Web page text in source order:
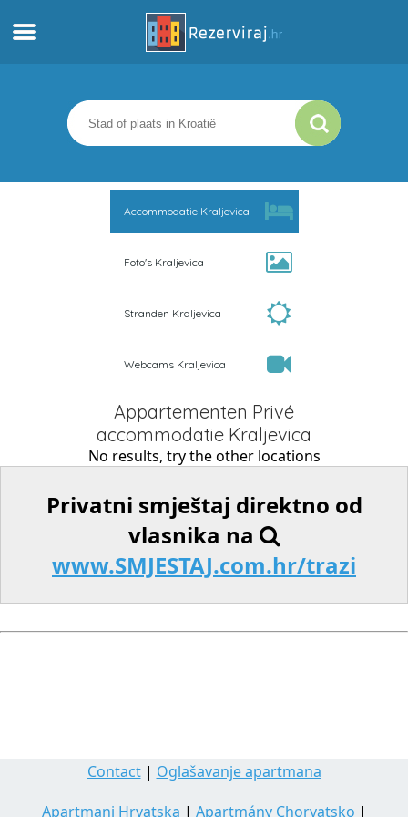
Appartementen
Toeristeninformatie
Accommodatie Kraljevica
Foto's Kraljevica
Stranden Kraljevica
Webcams Kraljevica
Appartementen Privé
accommodatie Kraljevica
No results, try the other locations
Privatni smještaj direktno od
vlasnika na
www.SMJESTAJ.com.hr/trazi
Contact| Oglašavanje apartmana
Apartmani Hrvatska | Apartmány Chorvatsko |